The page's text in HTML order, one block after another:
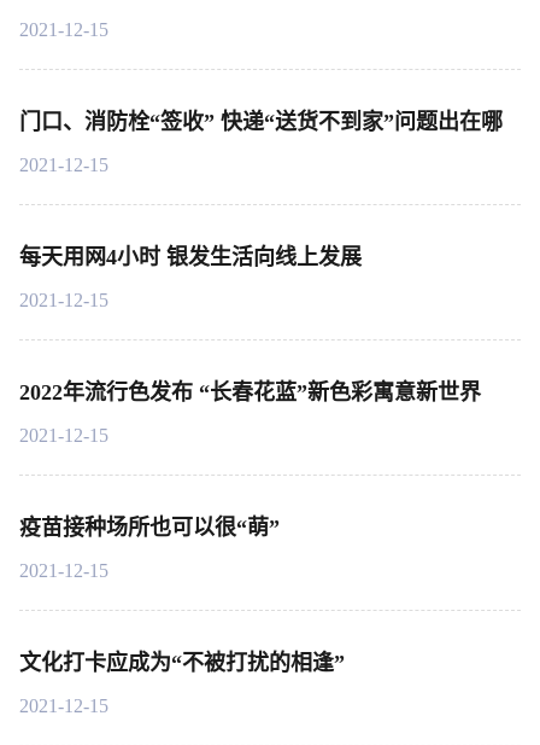
2021-12-15
门口、消防栓“签收” 快递“送货不到家”问题出在哪
2021-12-15
每天用网4小时 银发生活向线上发展
2021-12-15
2022年流行色发布 “长春花蓝”新色彩寓意新世界
2021-12-15
疫苗接种场所也可以很“萌”
2021-12-15
文化打卡应成为“不被打扰的相逢”
2021-12-15